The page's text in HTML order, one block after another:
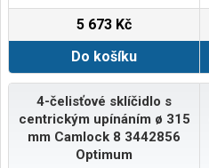
5 673 Kč
Do košíku
4-čelisťové sklíčidlo s
centrickým upínáním ø 315
mm Camlock 8 3442856
Optimum